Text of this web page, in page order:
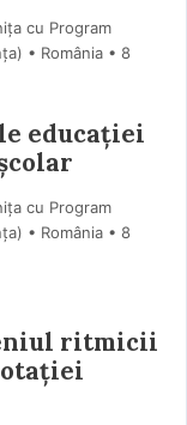
cu Program
• România
8
educației
cu Program
• România
8
ritmicii